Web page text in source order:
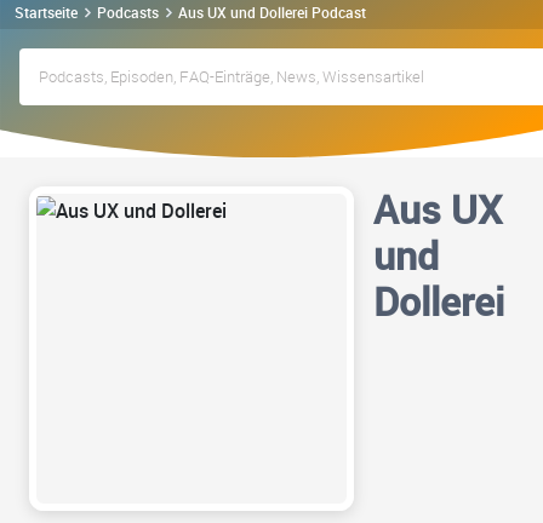
Startseite Podcasts Aus UX und Dollerei Podcast
Aus UX
und
Dollerei